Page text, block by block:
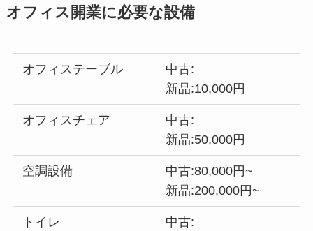
オフィス開業に必要な設備
オフィステーブル
中古:
新品:10,000円
オフィスチェア
中古:
新品:50,000円
空調設備
中古:80,000円~
新品:200,000円~
トイレ
中古: